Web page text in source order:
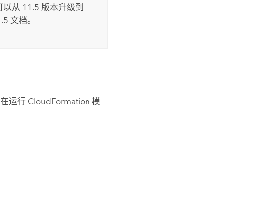
从 11.5 版本升级到
文档。
运行 CloudFormation 模